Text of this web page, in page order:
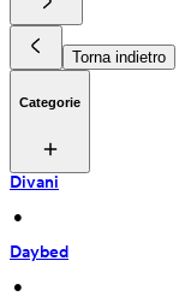
Torna indietro
Categorie
Divani
•
Daybed
•